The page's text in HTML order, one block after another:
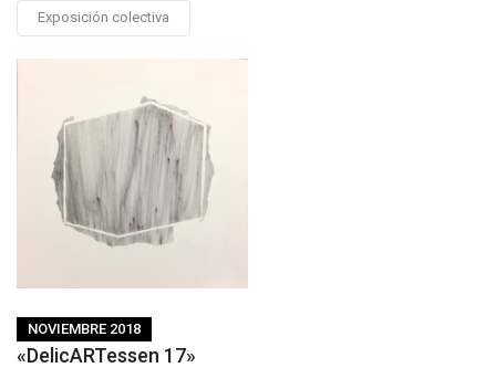
Exposición colectiva
NOVIEMBRE 2018
«DelicARTessen 17»